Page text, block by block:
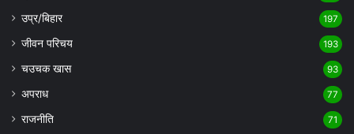
उप्र/बिहार 197
जीवन परिचय 193
चउचक खास 93
अपराध 77
राजनीति 71